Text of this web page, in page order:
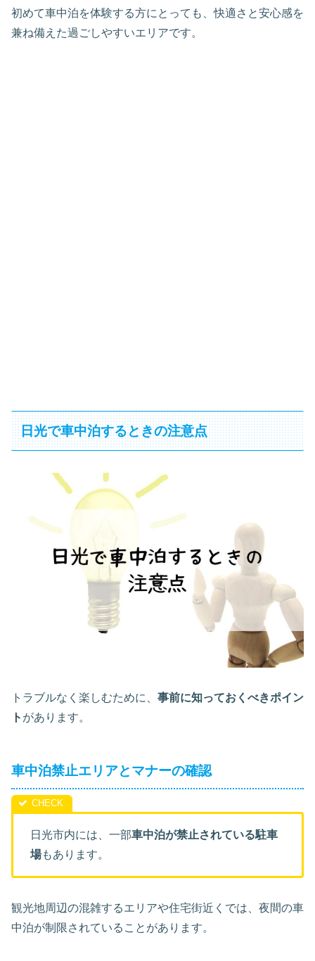
初めて車中泊を体験する方にとっても、快適さと安心感を
兼ね備えた過ごしやすいエリアです。
日光で車中泊するときの注意点
トラブルなく楽しむために、 事前に知っておくべきポイン
ト があります。
車中泊禁止エリアとマナーの確認
日光市内には、一部車中泊が禁止されている駐車
場もあります。
観光地周辺の混雑するエリアや住宅街近くでは、夜間の車
中泊が制限されていることがあります。